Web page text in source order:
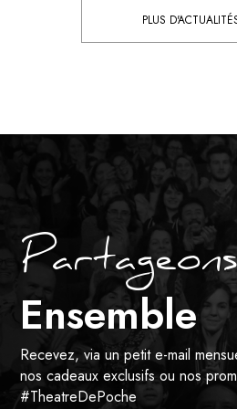
PLUS
Ensemble
Recevez, via un petit e-mail
nos cadeaux exclusifs ou nos
#TheatreDePoche